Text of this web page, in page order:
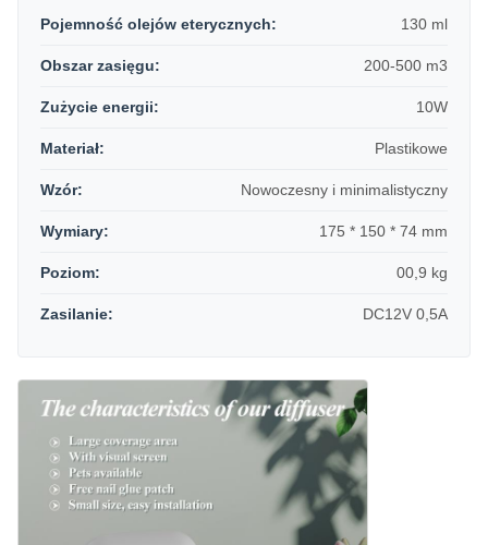
Pojemność olejów eterycznych: 130 ml
Obszar zasięgu: 200-500 m3
Zużycie energii: 10W
Materiał: Plastikowe
Wzór: Nowoczesny i minimalistyczny
Wymiary: 175 * 150 * 74 mm
Poziom: 00,9 kg
Zasilanie: DC12V 0,5A